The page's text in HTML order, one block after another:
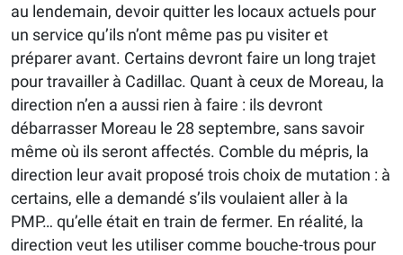
au lendemain, devoir quitter les locaux actuels pour
un service qu’ils n’ont même pas pu visiter et
préparer avant. Certains devront faire un long trajet
pour travailler à Cadillac. Quant à ceux de Moreau, la
direction n’en a aussi rien à faire : ils devront
débarrasser Moreau le 28 septembre, sans savoir
même où ils seront affectés. Comble du mépris, la
direction leur avait proposé trois choix de mutation : à
certains, elle a demandé s’ils voulaient aller à la
PMP… qu’elle était en train de fermer. En réalité, la
direction veut les utiliser comme bouche-trous pour